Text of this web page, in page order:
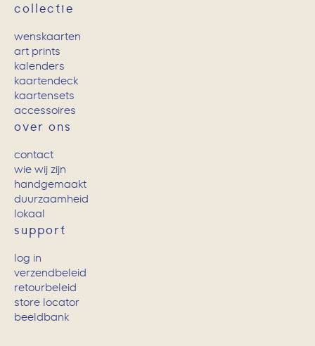
collectie
wenskaarten
art prints
kalenders
kaartendeck
kaartensets
accessoires
over ons
contact
wie wij zijn
handgemaakt
duurzaamheid
lokaal
support
log in
verzendbeleid
retourbeleid
store locator
beeldbank